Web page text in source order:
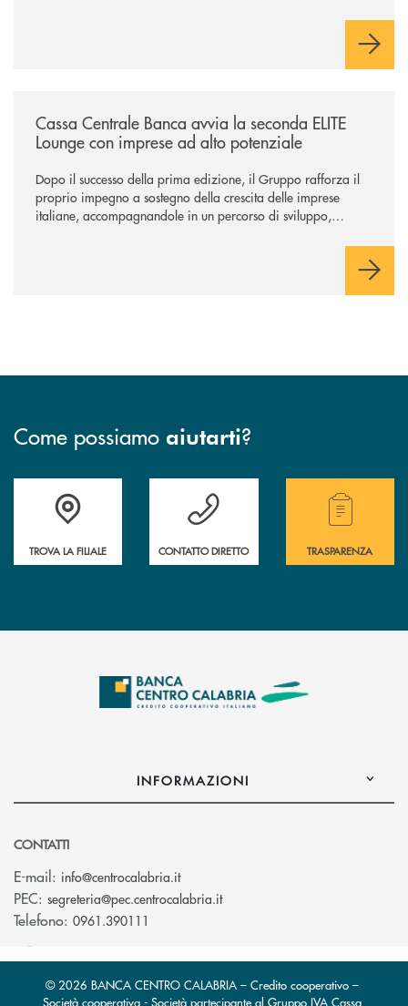
negoziazione esclusiva per la finalizzazione dell’operazione.
Cassa Centrale Banca avvia la seconda ELITE
Lounge con imprese ad alto potenziale
Dopo il successo della prima edizione, il Gruppo rafforza il
proprio impegno a sostegno della crescita delle imprese
italiane, accompagnandole in un percorso di sviluppo,
Come possiamo aiutarti?
Accedi all' elenco completo delle filiali .
TROVA LA FILIALE
Hai bisogno di assistenza immediata ?
CONTATTO DIRETTO
Hai bisogno di
TRASPARENZA
INFORMAZIONI
CONTATTI
E-mail: info@centrocalabria.it(si apre l’app di posta elettronica)
PEC: segreteria@pec.centrocalabria.it(si apre l’app di posta
Telefono: 0961.390111
© 2026 BANCA CENTRO CALABRIA – Credito cooperativo –
Società cooperativa - Società partecipante al Gruppo IVA Cassa